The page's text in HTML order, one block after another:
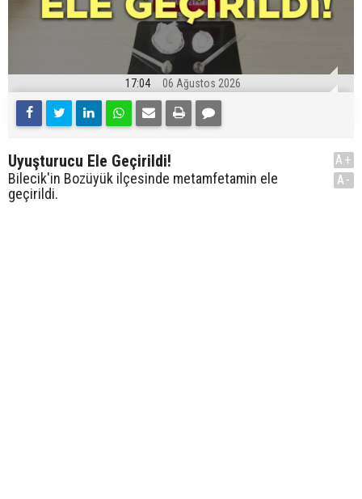
17:04 06 Ağustos 2026
Uyuşturucu Ele Geçirildi!
Bilecik'in Bozüyük ilçesinde metamfetamin ele
geçirildi.
A+
A-